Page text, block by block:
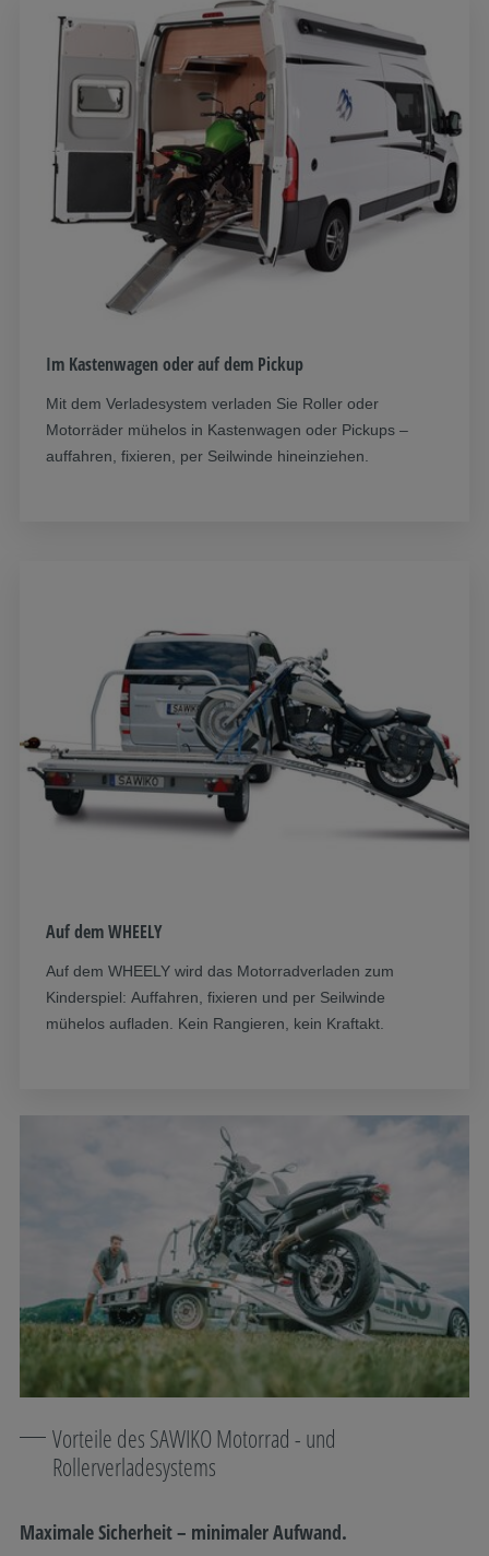
Im Kastenwagen oder auf dem Pickup
Mit dem Verladesystem verladen Sie Roller oder
Motorräder mühelos in Kastenwagen oder Pickups –
auffahren, fixieren, per Seilwinde hineinziehen.
Auf dem WHEELY
Auf dem WHEELY wird das Motorradverladen zum
Kinderspiel: Auffahren, fixieren und per Seilwinde
mühelos aufladen. Kein Rangieren, kein Kraftakt.
Vorteile des SAWIKO Motorrad - und
Rollerverladesystems
Maximale Sicherheit – minimaler Aufwand.